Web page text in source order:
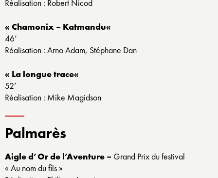
Réalisation : Robert Nicod
« Chamonix – Katmandu«
46’
Réalisation : Arno Adam, Stéphane Dan
« La longue trace«
52’
Réalisation : Mike Magidson
Palmarès
Aigle d’Or de l’Aventure – Grand Prix du festival
« Au nom du fils »